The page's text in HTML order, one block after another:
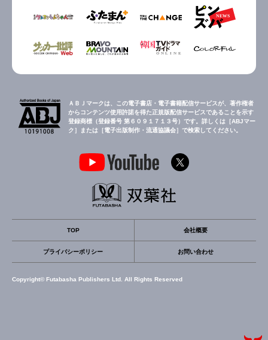
ＡＢＪマークは、この電子書店・電子書籍配信サービスが、著作権者
からコンテンツ使用許諾を得た正規版配信サービスであることを示す
登録商標（登録番号 第６０９１７１３号）です。詳しくは［ABJマー
ク］または［電子出版制作・流通協議会］で検索してください。
TOP 会社概要
プライバシーポリシー お問い合わせ
Copyright© Futabasha Publishers Ltd. All Rights Reserved